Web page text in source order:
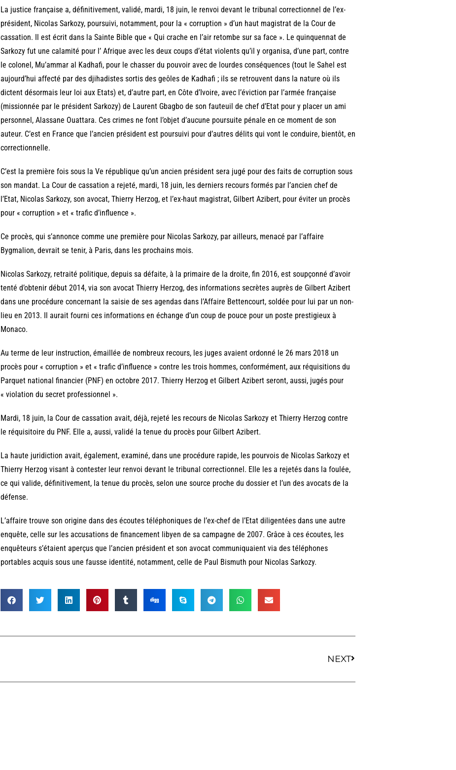
La justice française a, définitivement, validé, mardi, 18 juin, le renvoi devant le tribunal correctionnel de l’ex-
président, Nicolas Sarkozy, poursuivi, notamment, pour la « corruption » d’un haut magistrat de la Cour de
cassation. Il est écrit dans la Sainte Bible que « Qui crache en l’air retombe sur sa face ». Le quinquennat de
Sarkozy fut une calamité pour l’ Afrique avec les deux coups d’état violents qu’il y organisa, d’une part, contre
le colonel, Mu’ammar al Kadhafi, pour le chasser du pouvoir avec de lourdes conséquences (tout le Sahel est
aujourd’hui affecté par des djihadistes sortis des geôles de Kadhafi ; ils se retrouvent dans la nature où ils
dictent désormais leur loi aux Etats) et, d’autre part, en Côte d’Ivoire, avec l’éviction par l’armée française
(missionnée par le président Sarkozy) de Laurent Gbagbo de son fauteuil de chef d’Etat pour y placer un ami
personnel, Alassane Ouattara. Ces crimes ne font l’objet d’aucune poursuite pénale en ce moment de son
auteur. C’est en France que l’ancien président est poursuivi pour d’autres délits qui vont le conduire, bientôt, en
correctionnelle.
C’est la première fois sous la Ve république qu’un ancien président sera jugé pour des faits de corruption sous
son mandat. La Cour de cassation a rejeté, mardi, 18 juin, les derniers recours formés par l’ancien chef de
l’Etat, Nicolas Sarkozy, son avocat, Thierry Herzog, et l’ex-haut magistrat, Gilbert Azibert, pour éviter un procès
pour « corruption » et « trafic d’influence ».
Ce procès, qui s’annonce comme une première pour Nicolas Sarkozy, par ailleurs, menacé par l’affaire
Bygmalion, devrait se tenir, à Paris, dans les prochains mois.
Nicolas Sarkozy, retraité politique, depuis sa défaite, à la primaire de la droite, fin 2016, est soupçonné d’avoir
tenté d’obtenir début 2014, via son avocat Thierry Herzog, des informations secrètes auprès de Gilbert Azibert
dans une procédure concernant la saisie de ses agendas dans l’Affaire Bettencourt, soldée pour lui par un non-
lieu en 2013. Il aurait fourni ces informations en échange d’un coup de pouce pour un poste prestigieux à
Monaco.
Au terme de leur instruction, émaillée de nombreux recours, les juges avaient ordonné le 26 mars 2018 un
procès pour « corruption » et « trafic d’influence » contre les trois hommes, conformément, aux réquisitions du
Parquet national financier (PNF) en octobre 2017. Thierry Herzog et Gilbert Azibert seront, aussi, jugés pour
« violation du secret professionnel ».
Mardi, 18 juin, la Cour de cassation avait, déjà, rejeté les recours de Nicolas Sarkozy et Thierry Herzog contre
le réquisitoire du PNF. Elle a, aussi, validé la tenue du procès pour Gilbert Azibert.
La haute juridiction avait, également, examiné, dans une procédure rapide, les pourvois de Nicolas Sarkozy et
Thierry Herzog visant à contester leur renvoi devant le tribunal correctionnel. Elle les a rejetés dans la foulée,
ce qui valide, définitivement, la tenue du procès, selon une source proche du dossier et l’un des avocats de la
défense.
L’affaire trouve son origine dans des écoutes téléphoniques de l’ex-chef de l’Etat diligentées dans une autre
enquête, celle sur les accusations de financement libyen de sa campagne de 2007. Grâce à ces écoutes, les
enquêteurs s’étaient aperçus que l’ancien président et son avocat communiquaient via des téléphones
portables acquis sous une fausse identité, notamment, celle de Paul Bismuth pour Nicolas Sarkozy.
NEXT